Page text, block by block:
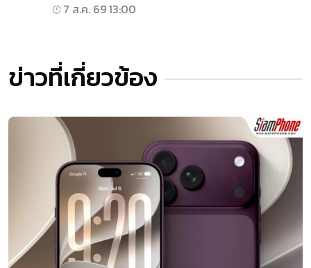
7 ส.ค. 69 13:00
ข่าวที่เกี่ยวข้อง